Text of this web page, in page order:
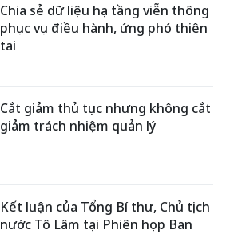
Chia sẻ dữ liệu hạ tầng viễn thông
phục vụ điều hành, ứng phó thiên
tai
Cắt giảm thủ tục nhưng không cắt
giảm trách nhiệm quản lý
Kết luận của Tổng Bí thư, Chủ tịch
nước Tô Lâm tại Phiên họp Ban